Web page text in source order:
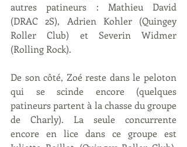
autres patineurs : Mathieu David
(DRAC 2S), Adrien Kohler (Quingey
Roller Club) et Severin Widmer
(Rolling Rock).
De son côté, Zoé reste dans le peloton
qui se scinde encore (quelques
patineurs partent à la chasse du groupe
de Charly). La seule concurrente
encore en lice dans ce groupe est